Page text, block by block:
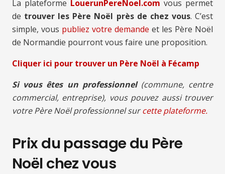
La plateforme LouerunPereNoel.com vous permet
de trouver les Père Noël près de chez vous. C’est
simple, vous publiez votre demande et les Père Noël
de Normandie pourront vous faire une proposition.
Cliquer ici pour trouver un Père Noël à Fécamp
Si vous êtes un professionnel(commune, centre
commercial, entreprise), vous pouvez aussi trouver
votre Père Noël professionnel surcette plateforme.
Prix du passage du Père
Noël chez vous